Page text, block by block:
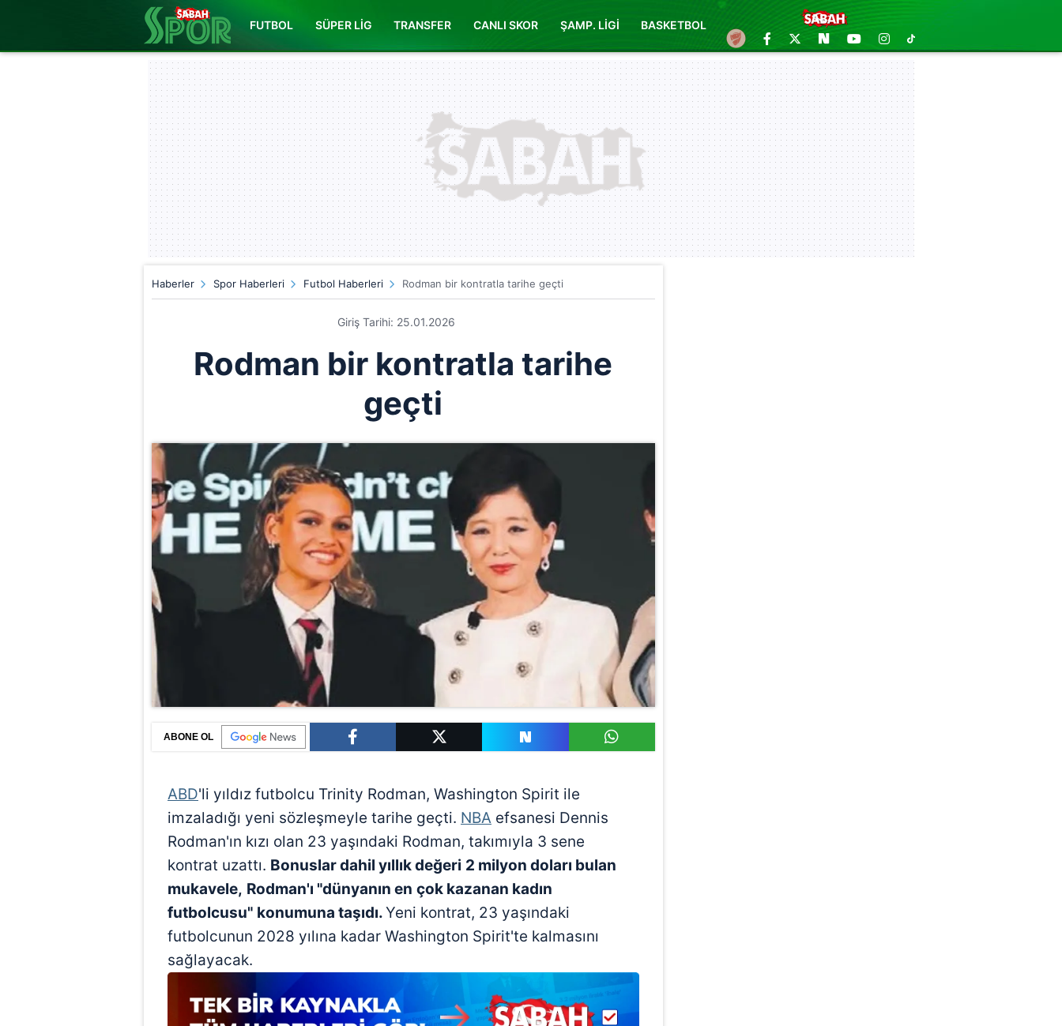
FUTBOL SÜPER LİG TRANSFER CANLI SKOR ŞAMP. LİGİ BASKETBOL
Haberler Spor Haberleri Futbol Haberleri Rodman bir kontratla tarihe geçti
Giriş Tarihi: 25.01.2026
Rodman bir kontratla tarihe
geçti
ABONE OL
ABD'li yıldız futbolcu Trinity Rodman, Washington Spirit ile
imzaladığı yeni sözleşmeyle tarihe geçti. NBA efsanesi Dennis
Rodman'ın kızı olan 23 yaşındaki Rodman, takımıyla 3 sene
kontrat uzattı. Bonuslar dahil yıllık değeri 2 milyon doları bulan
mukavele, Rodman'ı "dünyanın en çok kazanan kadın
futbolcusu" konumuna taşıdı.Yeni kontrat, 23 yaşındaki
futbolcunun 2028 yılına kadar Washington Spirit'te kalmasını
sağlayacak.